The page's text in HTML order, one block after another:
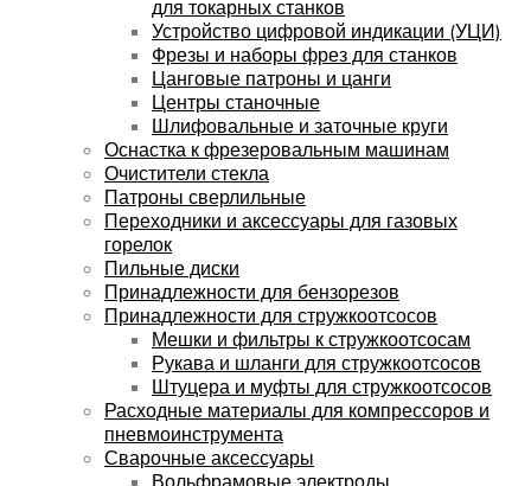
для токарных станков
Устройство цифровой индикации (УЦИ)
Фрезы и наборы фрез для станков
Цанговые патроны и цанги
Центры станочные
Шлифовальные и заточные круги
Оснастка к фрезеровальным машинам
Очистители стекла
Патроны сверлильные
Переходники и аксессуары для газовых
горелок
Пильные диски
Принадлежности для бензорезов
Принадлежности для стружкоотсосов
Мешки и фильтры к стружкоотсосам
Рукава и шланги для стружкоотсосов
Штуцера и муфты для стружкоотсосов
Расходные материалы для компрессоров и
пневмоинструмента
Сварочные аксессуары
Вольфрамовые электроды